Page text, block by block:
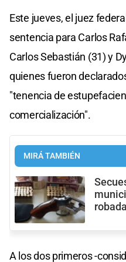
Este jueves, el juez
sentencia para Carlos
Carlos Sebastián (31) y
quienes fueron
"tenencia de
comercialización".
MIRÁ TAMBIÉN
A los dos primeros -